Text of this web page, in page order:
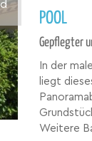
POOL
Gepflegter
In der
liegt
Weitere